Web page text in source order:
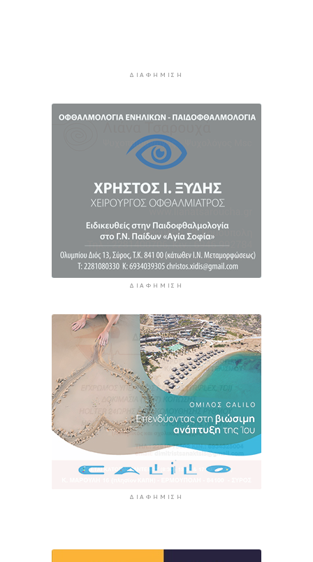
«Ρεμπέτικο»
Η πρόεδρος της νορβηγικής ομοσπονδίας καλεί
τον Ινφαντίνο να παραιτηθεί από τη FIFA
13 ώρες 28 λεπτά πρίν
ΔΙΑΦΉΜΙΣΗ
ΔΙΑΦΉΜΙΣΗ
ΔΙΑΦΉΜΙΣΗ